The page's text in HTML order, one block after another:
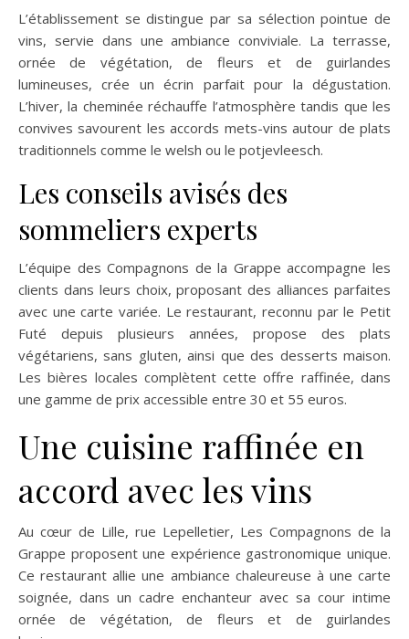
L’établissement se distingue par sa sélection pointue de
vins, servie dans une ambiance conviviale. La terrasse,
ornée de végétation, de fleurs et de guirlandes
lumineuses, crée un écrin parfait pour la dégustation.
L’hiver, la cheminée réchauffe l’atmosphère tandis que les
convives savourent les accords mets-vins autour de plats
traditionnels comme le welsh ou le potjevleesch.
Les conseils avisés des
sommeliers experts
L’équipe des Compagnons de la Grappe accompagne les
clients dans leurs choix, proposant des alliances parfaites
avec une carte variée. Le restaurant, reconnu par le Petit
Futé depuis plusieurs années, propose des plats
végétariens, sans gluten, ainsi que des desserts maison.
Les bières locales complètent cette offre raffinée, dans
une gamme de prix accessible entre 30 et 55 euros.
Une cuisine raffinée en
accord avec les vins
Au cœur de Lille, rue Lepelletier, Les Compagnons de la
Grappe proposent une expérience gastronomique unique.
Ce restaurant allie une ambiance chaleureuse à une carte
soignée, dans un cadre enchanteur avec sa cour intime
ornée de végétation, de fleurs et de guirlandes